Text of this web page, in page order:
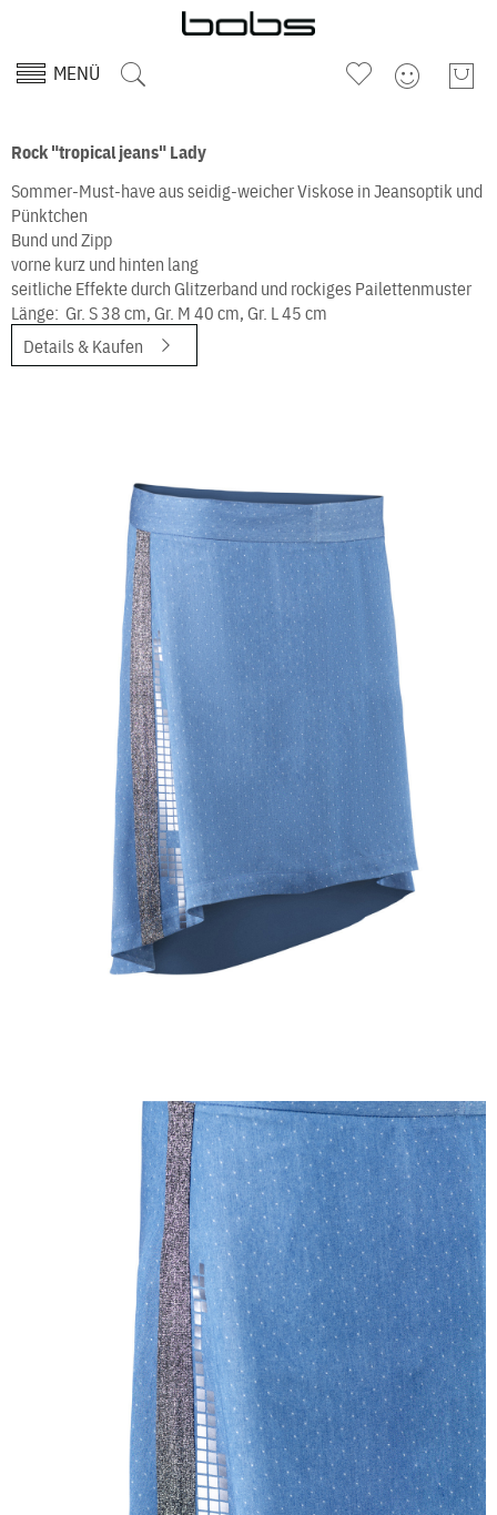
MENÜ
Rock "tropical jeans" Lady
Sommer-Must-have aus seidig-weicher Viskose in Jeansoptik und
Pünktchen
Bund und Zipp
vorne kurz und hinten lang
seitliche Effekte durch Glitzerband und rockiges Pailettenmuster
Länge: Gr. S 38 cm, Gr. M 40 cm, Gr. L 45 cm
Details & Kaufen